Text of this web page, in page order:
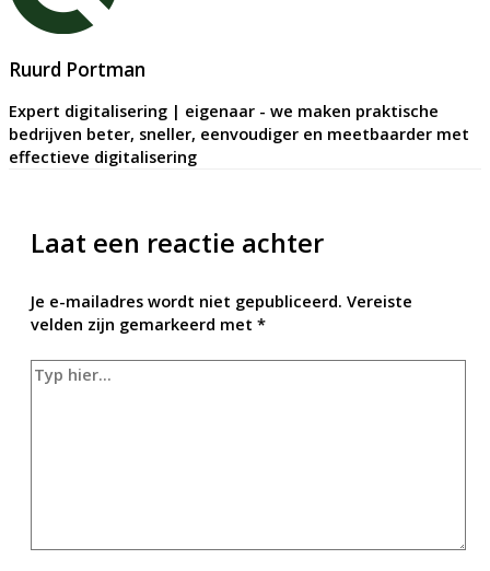
Ruurd Portman
Expert digitalisering | eigenaar - we maken praktische
bedrijven beter, sneller, eenvoudiger en meetbaarder met
effectieve digitalisering
Laat een reactie achter
Je e-mailadres wordt niet gepubliceerd. Vereiste
velden zijn gemarkeerd met *
Typ